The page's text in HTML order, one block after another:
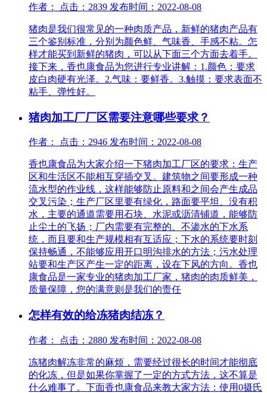
作者： 点击：2839 发布时间：2022-08-08
猪肉是我们很常见的一种肉质产品，新鲜的猪肉产品有
三个鉴别标准，分别为颜色鲜、气味香、手感不粘。怎
样才能买到新鲜的猪肉，可以从下面三个方面去着手。
接下来，香也康食品为您进行专业讲解：1.颜色：要求
皮白肉硬有光泽。2.气味：要鲜香。3.触摸：要求表面不
粘手、弹性好。
猪肉加工厂厂区需要注意哪些要求？
作者： 点击：2946 发布时间：2022-08-08
香也康食品为大家介绍一下猪肉加工厂区的要求：生产
区和生活区不能相互穿插交叉。建筑物之间要形成一种
流水型的作业线，这样能够防止原料和之间会产生成品
交叉污染；生产厂区里要有绿化，路面要平坦、没有积
水，主要的通道需要用石块、水泥或沥清铺道，能够防
止尘土的飞扬；厂内需要有完整的、不渗水的下水系
统，而且要和生产规模相有互适应；下水的系统要时刻
保持畅通，不能够应用开口明沟排水的方法；污水处理
站要和生产区产生一定的距离，设在下风的方向。香也
康食品是一家专业的猪肉加工厂家，猪肉的肉质鲜美，
质量保障，您的满意则是我们的责任
怎样有效的给冻猪肉结冻？
作者： 点击：2880 发布时间：2022-08-08
冻猪肉解冻非常的麻烦，需要经过很长的时间才能彻底
的化冻，但是如果你掌握了一定的方式方法，这不算是
什么难事了。下面香也康食品来教大家方法：使用0摄氏